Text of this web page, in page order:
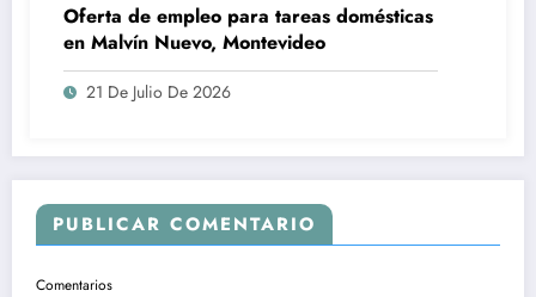
Oferta de empleo para tareas domésticas
en Malvín Nuevo, Montevideo
21 De Julio De 2026
PUBLICAR COMENTARIO
Comentarios